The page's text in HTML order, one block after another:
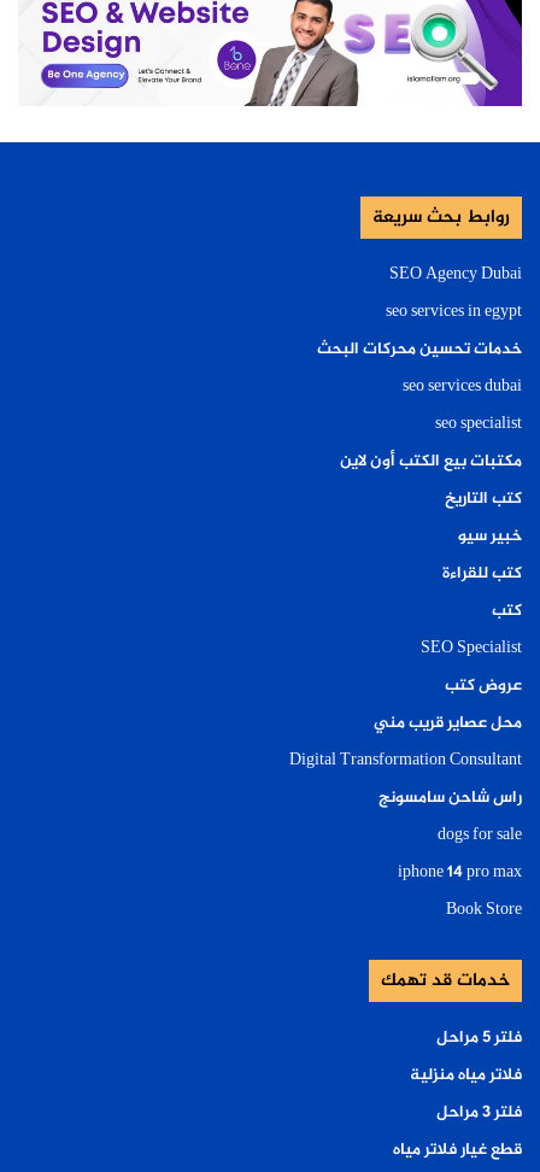
روابط بحث سريعة
SEO Agency Dubai
seo services in egypt
خدمات تحسين محركات البحث
seo services dubai
seo specialist
مكتبات بيع الكتب أون لاين
كتب التاريخ
خبير سيو
كتب للقراءة
كتب
SEO Specialist
عروض كتب
محل عصاير قريب مني
Digital Transformation Consultant
راس شاحن سامسونج
dogs for sale
iphone 14 pro max
Book Store
خدمات قد تهمك
فلتر ٥ مراحل
فلاتر مياه منزلية
فلتر ٣ مراحل
قطع غيار فلاتر مياه